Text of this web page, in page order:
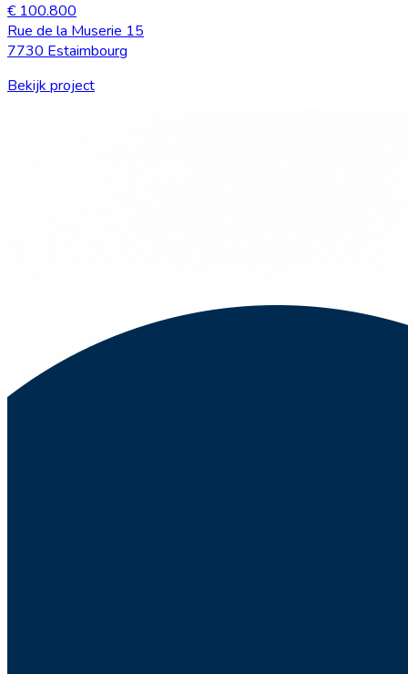
€ 100.800
Rue de la Muserie 15
7730 Estaimbourg
Bekijk project